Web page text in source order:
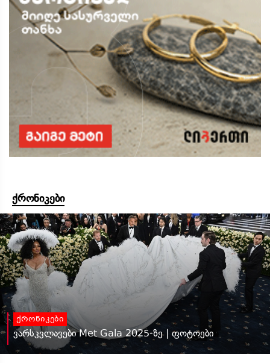
ქრონიკები
ქრონიკები
ვარსკვლავები Met Gala 2025-ზე | ფოტოები